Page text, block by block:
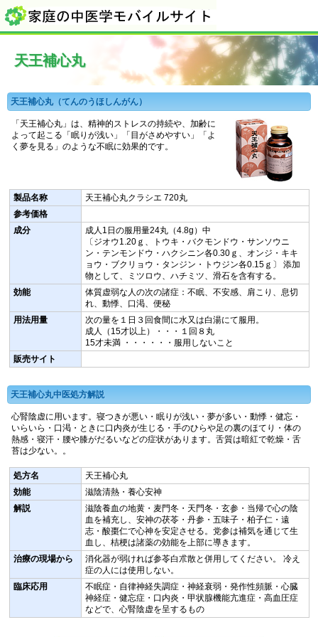
天王補心丸
天王補心丸（てんのうほしんがん）
「天王補心丸」は、精神的ストレスの持続や、加齢に
よって起こる「眠りが浅い」「目がさめやすい」「よ
く夢を見る」のような不眠に効果的です。
製品名称
天王補心丸クラシエ 720丸
参考価格
成分
成人1日の服用量24丸（4.8g）中
〔ジオウ1.20ｇ、トウキ・バクモンドウ・サンソウニ
ン・テンモンドウ・ハクシニン各0.30ｇ、オンジ・キキ
ョウ・ブクリョウ・タンジン・トウジン各0.15ｇ〕 添加
物として、ミツロウ、ハチミツ、滑石を含有する。
効能
体質虚弱な人の次の諸症：不眠、不安感、肩こり、息切
れ、動悸、口渇、便秘
用法用量
次の量を１日３回食間に水又は白湯にて服用。
成人（15才以上）・・・１回８丸
15才未満 ・・・・・・服用しないこと
販売サイト
天王補心丸中医処方解説
心腎陰虚に用います。寝つきが悪い・眠りが浅い・夢が多い・動悸・健忘・
いらいら・口渇・ときに口内炎が生じる・手のひらや足の裏のほてり・体の
熱感・寝汗・腰や膝がだるいなどの症状があります。舌質は暗紅で乾燥・舌
苔は少ない。。
処方名
天王補心丸
効能
滋陰清熱・養心安神
解説
滋陰養血の地黄・麦門冬・天門冬・玄参・当帰で心の陰
血を補充し、安神の茯苓・丹参・五味子・柏子仁・遠
志・酸棗仁で心神を安定させる。党参は補気を通じて生
血し、桔梗は諸薬の効能を上部に導きます。
治療の現場から
消化器が弱ければ参苓白朮散と併用してください。 冷え
症の人には使用しない。
臨床応用
不眠症・自律神経失調症・神経衰弱・発作性頻脈・心臓
神経症・健忘症・口内炎・甲状腺機能亢進症・高血圧症
などで、心腎陰虚を呈するもの